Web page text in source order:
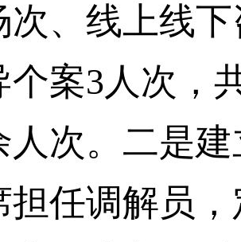
次、线上线
个案3人次，
人次。二是
担任调解员